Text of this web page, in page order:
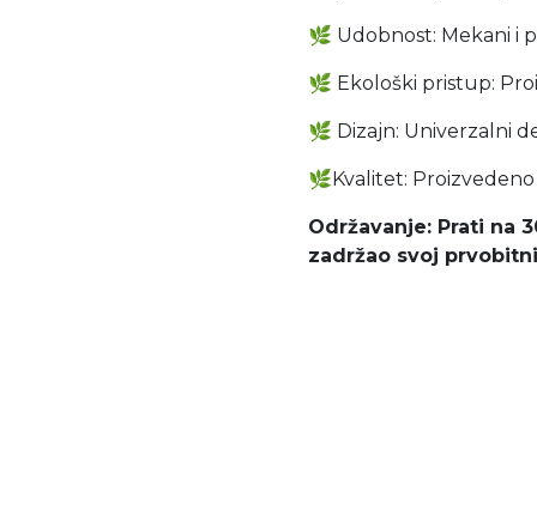
🌿 Udobnost: Mekani i
🌿 Ekološki pristup:
🌿 Dizajn: Univerzalni
🌿Kvalitet:
Održavanje: Prati na
zadržao svoj